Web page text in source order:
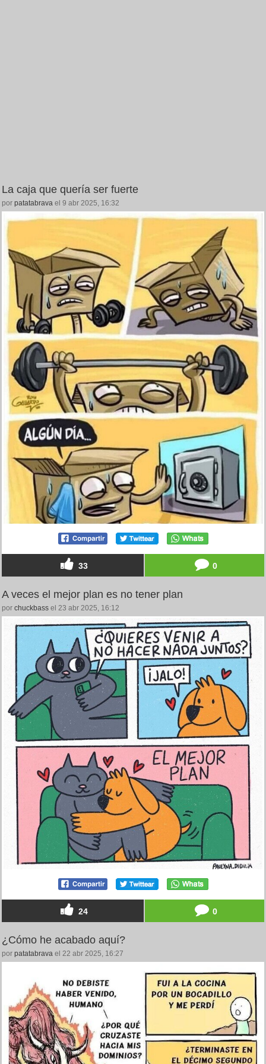
La caja que quería ser fuerte
por patatabrava el 9 abr 2025, 16:32
33 0
A veces el mejor plan es no tener plan
por chuckbass el 23 abr 2025, 16:12
24 0
¿Cómo he acabado aquí?
por patatabrava el 22 abr 2025, 16:27